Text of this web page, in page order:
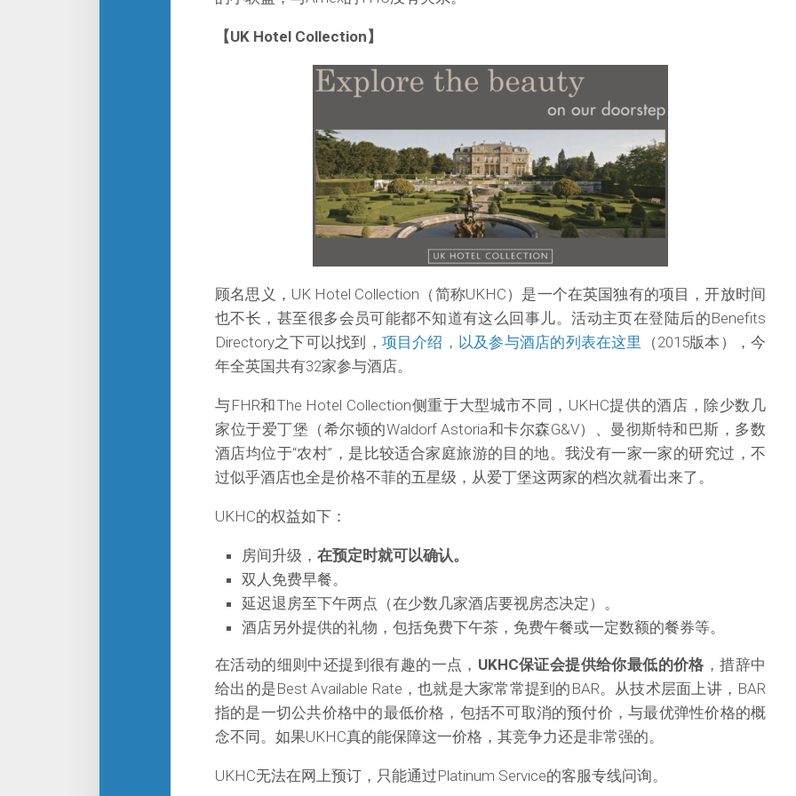
【UK Hotel Collection】
顾名思义，UK Hotel Collection（简称UKHC）是一个在英国独有的项目，开放时间
也不长，甚至很多会员可能都不知道有这么回事儿。活动主页在登陆后的Benefits
Directory之下可以找到， 项目介绍，以及参与酒店的列表在这里
（2015版本），今
年全英国共有32家参与酒店。
与FHR和The Hotel Collection侧重于大型城市不同，UKHC提供的酒店，除少数几
家位于爱丁堡（希尔顿的Waldorf Astoria和卡尔森G&V）、曼彻斯特和巴斯，多数
酒店均位于“农村”，是比较适合家庭旅游的目的地。我没有一家一家的研究过，不
过似乎酒店也全是价格不菲的五星级，从爱丁堡这两家的档次就看出来了。
UKHC的权益如下：
房间升级， 在预定时就可以确认。
双人免费早餐。
延迟退房至下午两点（在少数几家酒店要视房态决定）。
酒店另外提供的礼物，包括免费下午茶，免费午餐或一定数额的餐券等。
在活动的细则中还提到很有趣的一点， UKHC保证会提供给你最低的价格 ，措辞中
给出的是Best Available Rate，也就是大家常常提到的BAR。从技术层面上讲，BAR
指的是一切公共价格中的最低价格，包括不可取消的预付价，与最优弹性价格的概
念不同。如果UKHC真的能保障这一价格，其竞争力还是非常强的。
UKHC无法在网上预订，只能通过Platinum Service的客服专线问询。